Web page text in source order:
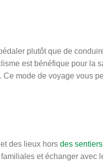
plutôt que de
est bénéfique pour la
mode de voyage vous
des lieux hors des sentiers
et échanger avec